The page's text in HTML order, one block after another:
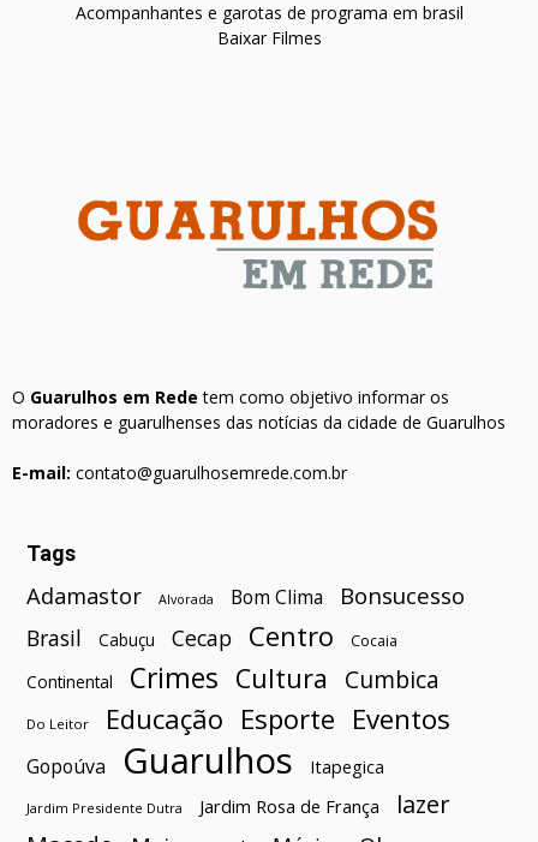
Acompanhantes e garotas de programa em brasil
Baixar Filmes
O Guarulhos em Rede tem como objetivo informar os
moradores e guarulhenses das notícias da cidade de Guarulhos
E-mail: contato@guarulhosemrede.com.br
Tags
Adamastor Alvorada Bom Clima Bonsucesso
Brasil Cabuçu Cecap Centro Cocaia
Continental Crimes Cultura Cumbica
Do Leitor Educação Esporte Eventos
Gopoúva Guarulhos Itapegica
Jardim Presidente Dutra Jardim Rosa de França
lazer